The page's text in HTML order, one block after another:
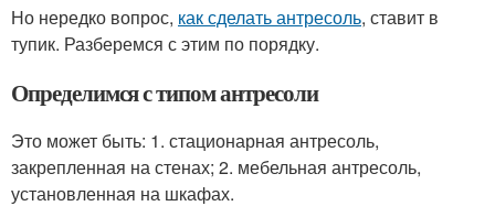
Но нередко вопрос, как сделать антресоль, ставит в
тупик. Разберемся с этим по порядку.
Определимся с типом антресоли
Это может быть: 1. стационарная антресоль,
закрепленная на стенах; 2. мебельная антресоль,
установленная на шкафах.